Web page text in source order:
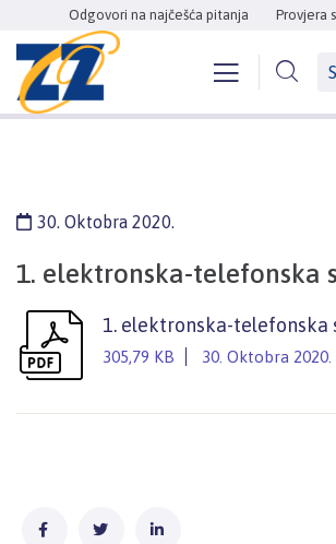
Odgovori na najčešća pitanja Provjera
30. Oktobra 2020.
1. elektronska-telefonska
1. elektronska-telefonska
305,79 KB 30. Oktobra 2020.